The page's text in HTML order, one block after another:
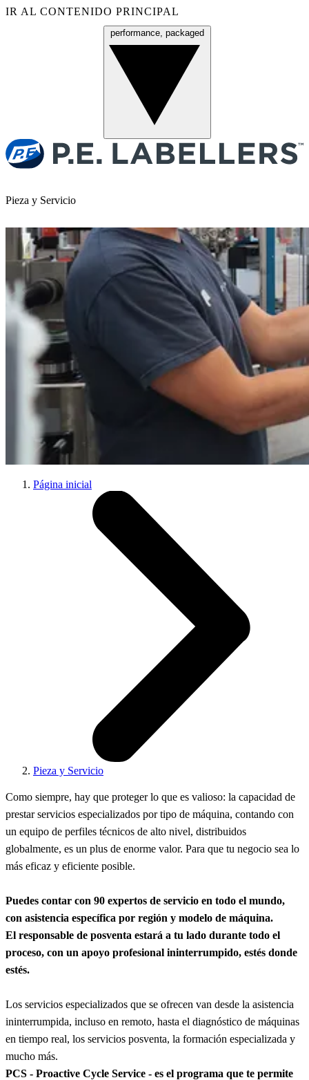
IR AL CONTENIDO PRINCIPAL
performance, packaged
Pieza y Servicio
Página inicial
Pieza y Servicio
Como siempre, hay que proteger lo que es valioso: la capacidad de
prestar servicios especializados por tipo de máquina, contando con
un equipo de perfiles técnicos de alto nivel, distribuidos
globalmente, es un plus de enorme valor. Para que tu negocio sea lo
más eficaz y eficiente posible.
Puedes contar con 90 expertos de servicio en todo el mundo,
con asistencia específica por región y modelo de máquina.
El responsable de posventa estará a tu lado durante todo el
proceso, con un apoyo profesional ininterrumpido, estés donde
estés.
Los servicios especializados que se ofrecen van desde la asistencia
ininterrumpida, incluso en remoto, hasta el diagnóstico de máquinas
en tiempo real, los servicios posventa, la formación especializada y
mucho más.
PCS - Proactive Cycle Service - es el programa que te permite